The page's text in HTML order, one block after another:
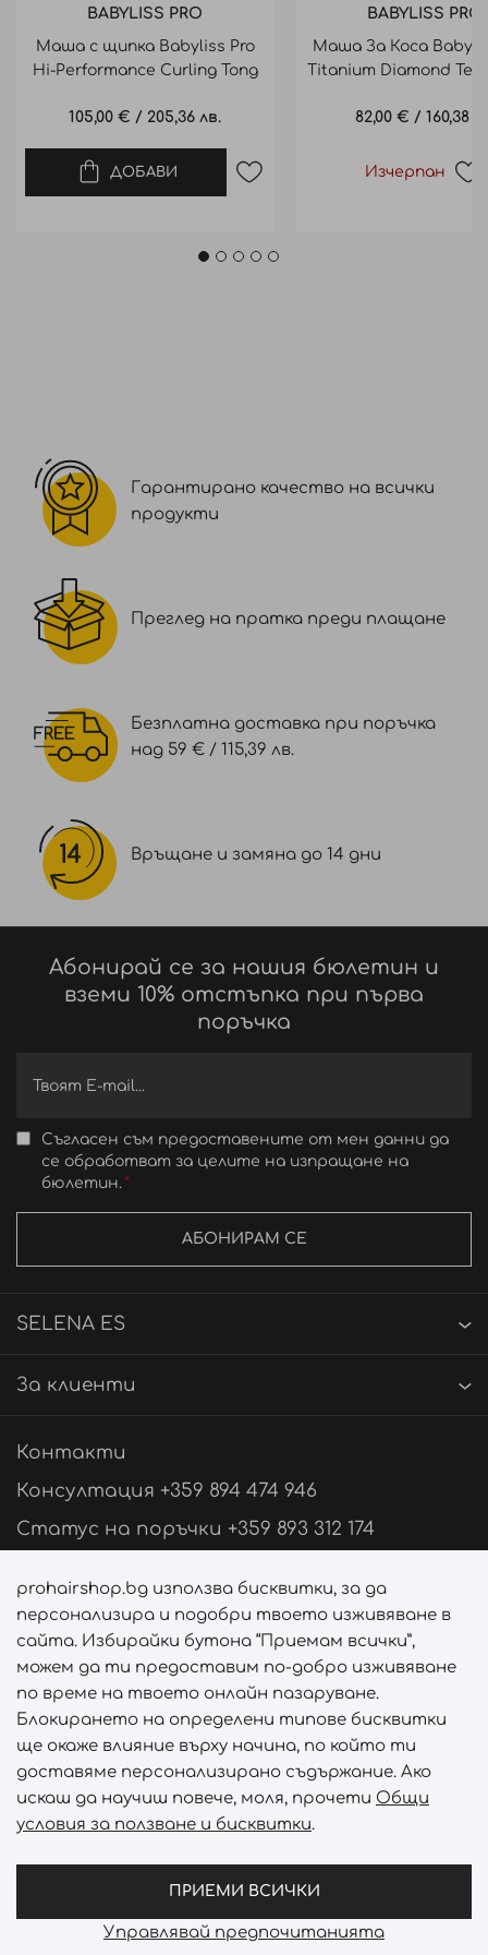
BABYLISS PRO
Маша с щипка Babyliss Pro
Hi-Performance Curling Tong
105,00 € / 205,36 лв.
ДОБАВИ
BABYLISS PRO
Маша За Коса
Titanium Diamond
82,00 € / 160,38
Изчерпан
Гарантирано качество на всички
продукти
Преглед на пратка преди плащане
Безплатна доставка при поръчка
над 59 € / 115,39 лв.
Връщане и замяна до 14 дни
Абонирай се за нашия бюлетин и
вземи 10% отстъпка при първа
поръчка
Съгласен съм предоставените от мен данни да
се обработват за целите на изпращане на
бюлетин.
АБОНИРАМ СЕ
SELENA ES
За клиенти
Контакти
Консултация +359 894 474 946
Статус на поръчки +359 893 312 174
Последвай ни
Начини на плащане
Начини на доставка
prohairshop.bg използва бисквитки, за да
персонализира и подобри твоето изживяване в
сайта. Избирайки бутона “Приемам всички”,
можем да ти предоставим по-добро изживяване
по време на твоето онлайн пазаруване.
Блокирането на определени типове бисквитки
ще окаже влияние върху начина, по който ти
доставяме персонализирано съдържание. Ако
искаш да научиш повече, моля, прочети Общи
условия за ползване и бисквитки.
ПРИЕМИ ВСИЧКИ
Управлявай предпочитанията